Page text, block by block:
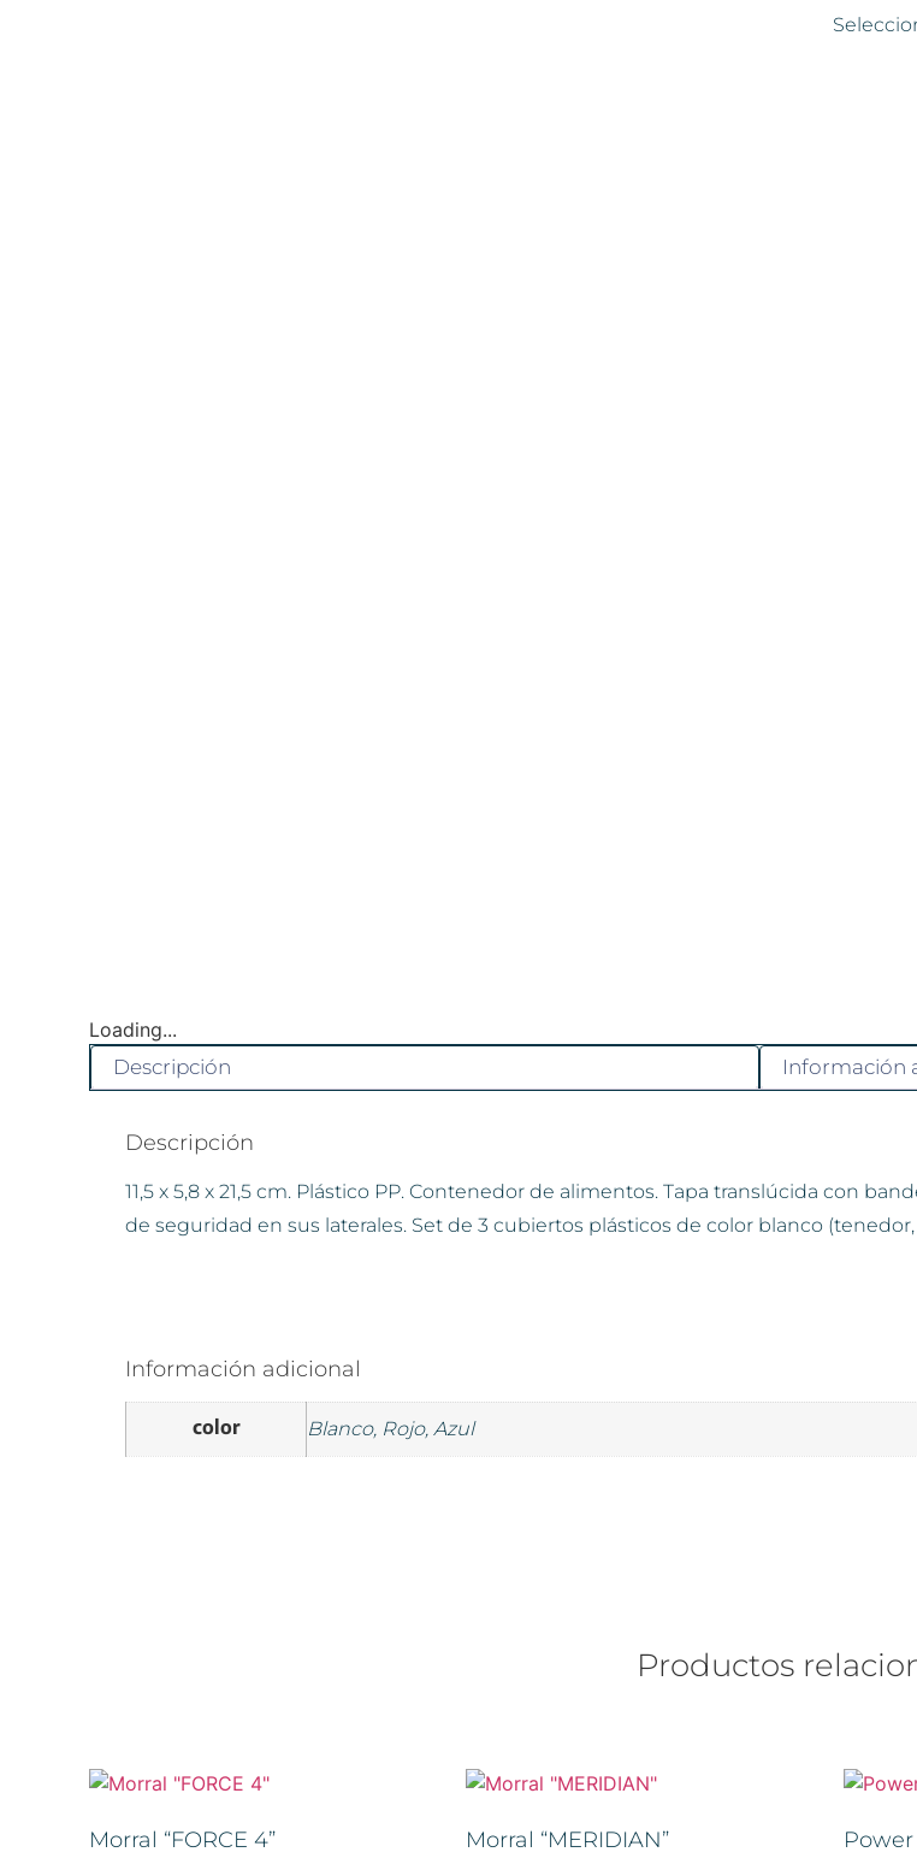
Loading...
Descripción
Información
Descripción
11,5 x 5,8 x 21,5 cm. Plástico PP. Contenedor de alimentos. Tapa translúcida con
de seguridad en sus laterales. Set de 3 cubiertos plásticos de color blanco
Información adicional
color Blanco, Rojo, Azul
Productos
Morral “FORCE 4” Morral “MERIDIAN” Power